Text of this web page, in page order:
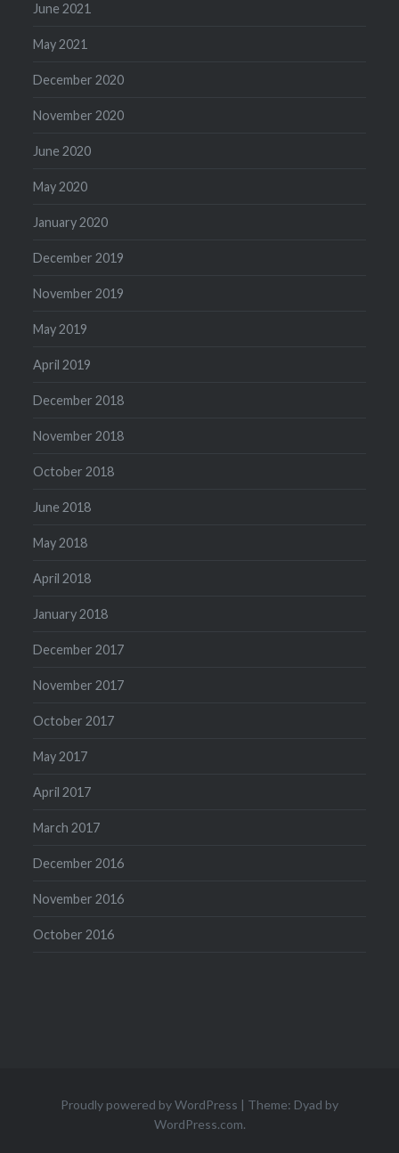
June 2021
May 2021
December 2020
November 2020
June 2020
May 2020
January 2020
December 2019
November 2019
May 2019
April 2019
December 2018
November 2018
October 2018
June 2018
May 2018
April 2018
January 2018
December 2017
November 2017
October 2017
May 2017
April 2017
March 2017
December 2016
November 2016
October 2016
Proudly powered by WordPress | Theme: Dyad by
WordPress.com.